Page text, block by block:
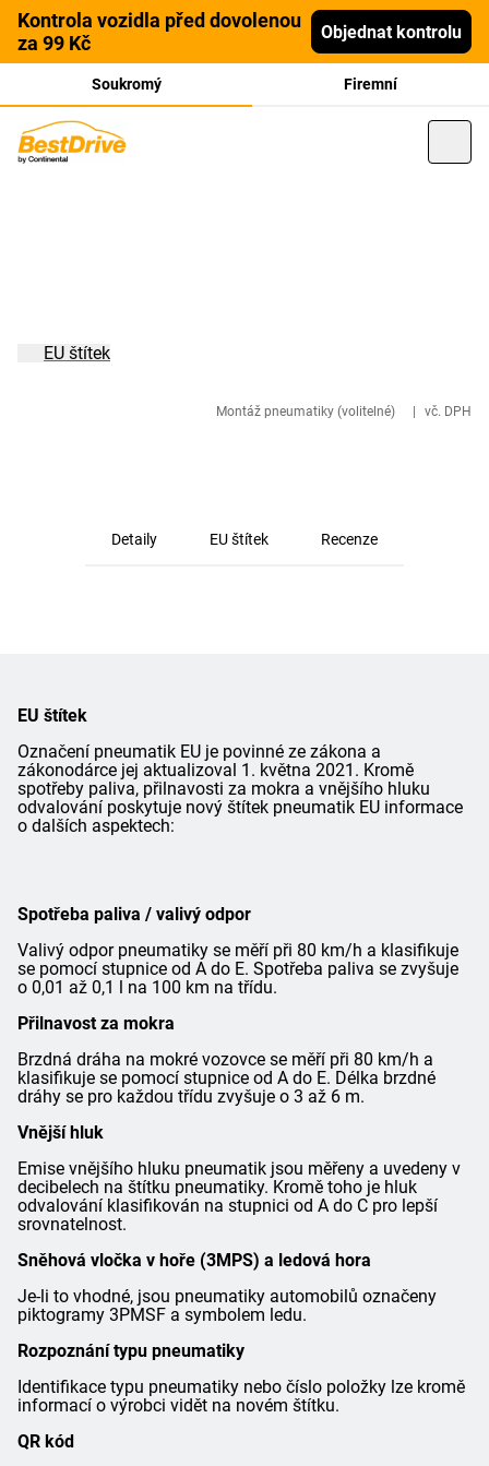
Kontrola vozidla před dovolenou
za 99 Kč
Objednat kontrolu
Soukromý Firemní
Montáž pneumatiky (volitelné) vč. DPH
EU štítek
Detaily EU štítek Recenze
EU štítek
Označení pneumatik EU je povinné ze zákona a
zákonodárce jej aktualizoval 1. května 2021. Kromě
spotřeby paliva, přilnavosti za mokra a vnějšího hluku
odvalování poskytuje nový štítek pneumatik EU informace
o dalších aspektech:
Spotřeba paliva / valivý odpor
Valivý odpor pneumatiky se měří při 80 km/h a klasifikuje
se pomocí stupnice od A do E. Spotřeba paliva se zvyšuje
o 0,01 až 0,1 l na 100 km na třídu.
Přilnavost za mokra
Brzdná dráha na mokré vozovce se měří při 80 km/h a
klasifikuje se pomocí stupnice od A do E. Délka brzdné
dráhy se pro každou třídu zvyšuje o 3 až 6 m.
Vnější hluk
Emise vnějšího hluku pneumatik jsou měřeny a uvedeny v
decibelech na štítku pneumatiky. Kromě toho je hluk
odvalování klasifikován na stupnici od A do C pro lepší
srovnatelnost.
Sněhová vločka v hoře (3MPS) a ledová hora
Je-li to vhodné, jsou pneumatiky automobilů označeny
piktogramy 3PMSF a symbolem ledu.
Rozpoznání typu pneumatiky
Identifikace typu pneumatiky nebo číslo položky lze kromě
informací o výrobci vidět na novém štítku.
QR kód